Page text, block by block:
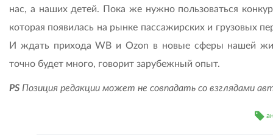
нас, а наших детей. Пока же нужно пользоваться
которая появилась на рынке пассажирских и грузовых
И ждать прихода WB и Ozon в новые сферы нашей
точно будет много, говорит зарубежный опыт.
PS Позиция редакции может не совпадать со взглядами